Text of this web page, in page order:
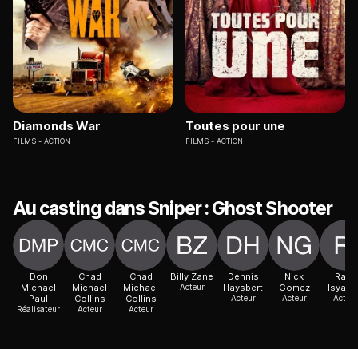
Diamonds War
FILMS ACTION
Toutes pour une
FILMS ACTION
Au casting dans Sniper : Ghost Shooter
Don
Michael
Paul
Réalisateur
Chad
Michael
Collins
Acteur
Chad
Michael
Collins
Acteur
Billy Zane
Acteur
Dennis
Haysbert
Acteur
Nick
Gomez
Acteur
Ravil
Acteur